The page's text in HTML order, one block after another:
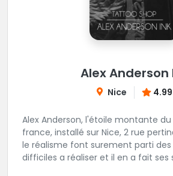
Alex Anderson
Nice
Alex Anderson, l'étoile montante
france, installé sur Nice, 2 rue pertinax. Le portrait et
le réalisme font surement parti des
difficiles a réaliser et il en a fait ses